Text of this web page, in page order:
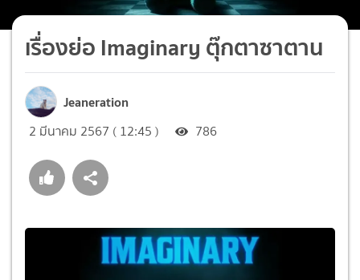
เรื่องย่อ Imaginary ตุ๊กตาซาตาน
Jeaneration
2 มีนาคม 2567 ( 12:45 ) 786